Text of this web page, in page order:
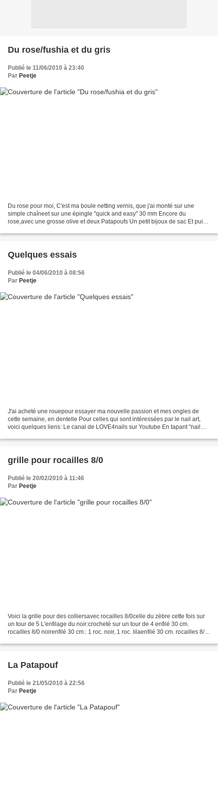
Du rose/fushia et du gris
Publié le 11/06/2010 à 23:40
Par Peetje
Du rose pour moi, C'est ma boule netting vernis, que j'ai monté sur une
simple chaîneet sur une épingle "quick and easy" 30 mm Encore du
rose,avec une grosse olive et deux Patapoufs Un petit bijoux de sac Et puis
Quelques essais
Publié le 04/06/2010 à 08:56
Par Peetje
J'ai acheté une rouepour essayer ma nouvelle passion et mes ongles de
cette semaine, en dentelle Pour celles qui sont intéressées par le nail art,
voici quelques liens: Le canal de LOVE4nails sur Youtube En tapant "nail
grille pour rocailles 8/0
Publié le 20/02/2010 à 11:46
Par Peetje
Voici la grille pour des colliersavec rocailles 8/0celle du zèbre cette fois sur
un tour de 5 L'enfilage du noir:crocheté sur un tour de 4 enfilé 30 cm.
rocailles 8/0 noirenfilé 30 cm.: 1 roc. noir, 1 roc. lilaenfilé 30 cm. rocailles 8/0
La Patapouf
Publié le 21/05/2010 à 22:56
Par Peetje